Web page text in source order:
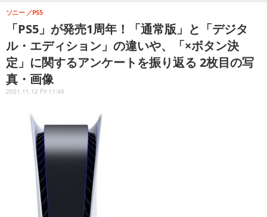
「PS5」が発売1周年！「通常版」と「デジタ
ル・エディション」の違いや、「×ボタン決
定」に関するアンケートを振り返る 2枚目の写
真・画像
ソニー PS5
2021.11.12 Fri 11:40